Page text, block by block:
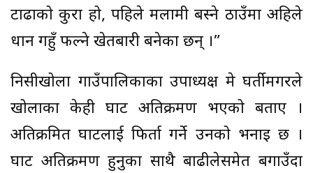
टाढाको कुरा हो, पहिले मलामी बस्ने ठाउँमा अहिले
धान गहुँ फल्ने खेतबारी बनेका छन् ।”
निसीखोला गाउँपालिकाका उपाध्यक्ष प्रेम घर्तीमगरले
खोलाका केही घाट अतिक्रमण भएको बताए ।
अतिक्रमित घाटलाई फिर्ता गर्ने उनको भनाइ छ ।
घाट अतिक्रमण हुनुका साथै बाढीलेसमेत बगाउँदा